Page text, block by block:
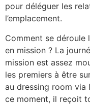
pour déléguer les
l’emplacement.
Comment se déroule
en mission ? La
mission est assez
les premiers à être
au dressing room
ce moment, il reçoit